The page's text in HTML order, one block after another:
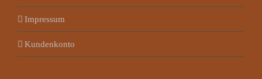
Impressum
Kundenkonto